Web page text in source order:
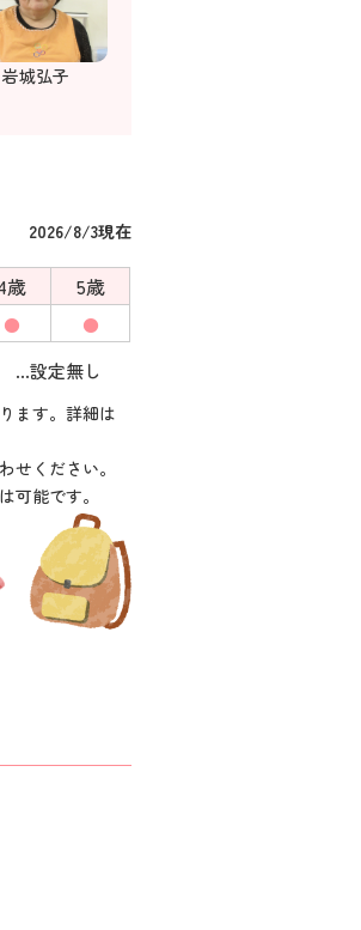
岩城弘子
2026/8/3現在
歳
5歳
●
●
…設定無し
ます。詳細は
せください。
可能です。